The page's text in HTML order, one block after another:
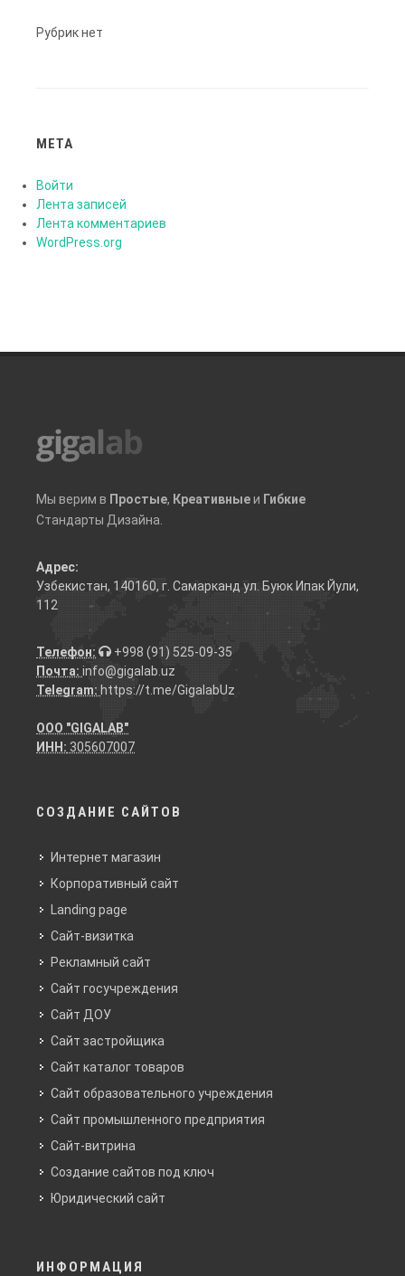
Рубрик нет
МЕТА
Войти
Лента записей
Лента комментариев
WordPress.org
Мы верим в Простые, Креативныеи Гибкие
Стандарты Дизайна.
Адрес:
Узбекистан, 140160, г. Самарканд ул. Буюк Ипак Йули,
112
Телефон:
+998 (91) 525-09-35
Почта: info@gigalab.uz
Telegram: https://t.me/GigalabUz
ООО "GIGALAB"
ИНН: 305607007
СОЗДАНИЕ САЙТОВ
Интернет магазин
Корпоративный сайт
Landing page
Сайт-визитка
Рекламный сайт
Сайт госучреждения
Сайт ДОУ
Сайт застройщика
Сайт каталог товаров
Сайт образовательного учреждения
Сайт промышленного предприятия
Сайт-витрина
Создание сайтов под ключ
Юридический сайт
ИНФОРМАЦИЯ